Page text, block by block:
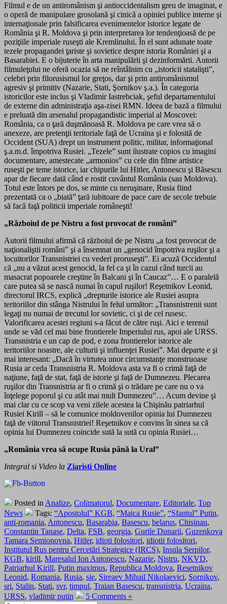
Filmul e de un antiromânism şi antioccidentalism greu de imaginat, e
o operă de manipulare grosolană şi cinică a opiniei publice interne şi
internaţionale prin falsificarea evenimentelor istorice legate de
România şi R. Moldova şi prin interpretarea lor tendenţioasă de pe
poziţiile imperiale ruseşti ale Kremlinului. În el sunt adunate toate
tezele propagandei ţariste şi sovietice despre istoria României şi a
Basarabiei. E o bijuterie în arta manipulării şi dezinformării. Autorii
filmuleţului ne oferă ocazia să ne reîntâlnim cu „istoricii statalişti”,
celebri prin filorusismul lor greţos, dar şi prin antiromânismul
agresiv şi primitiv (Nazarie, Stati, Şornikov ş.a.). În categoria
istoricilor este inclus şi Vladimir Iastrebciak, şeful departamentului
de externe din administraţia aşa-zisei RMN. Ideea de bază a filmului
e preluată din arsenalul propagandistic imperial al Moscovei:
România, ca o ţară duşmănoasă R. Moldova pe care vrea să o
anexeze, are pretenţii teritoriale faţă de Ucraina şi e folosită de
Occident (SUA) drept un instrument politic, militar, informaţional
ş.a.m.d. împotriva Rusiei. „Tezele” sunt ilustrate copios cu imagini
documentare, amestecate „armonios” cu cele din filme artistice
ruseşti pe teme istorice, iar chipurile lui Hitler, Antonescu şi Băsescu
apar de fiecare dată când e rostit cuvântul România (sau Moldova).
Totul este întors pe dos, se minte cu neruşinare, Rusia fiind
prezentată ca o „biată” ţară iubitoare de pace care de secole trebuie
să facă faţă politicii imperiale româneşti!
„Războiul de pe Nistru a fost provocat de români”
Autorii filmului afirmă că războiul de pe Nistru „a fost provocat de
naţionaliştii români” şi a însemnat un „genocid împotriva ruşilor şi a
locuitorilor Transnistriei cu vederi proruseşti”. Ei acuză Occidentul
că „nu a văzut acest genocid, la fel ca şi în cazul când turcii au
masacrat popoarele creştine în Balcani şi în Caucaz”… E o paralelă
care putea să se nască numai în capul ruşilor! Reşetnikov Leonid,
directorul IRCS, explică „drepturile istorice ale Rusiei asupra
teritoriilor din stânga Nistrului în felul următor: „Transnistrenii sunt
legaţi nu numai de trecutul lor sovietic, ci şi de cel rusesc.
Valorificarea acestei regiuni s-a făcut de către ruşi. Aici e terenul
unde se văd cel mai bine frontierele Imperiului rus, apoi ale URSS.
Transnistria e un cap de pod, e zona frontierelor istorice ale
teritoriilor noastre, ale culturii şi influenţei Rusiei”. Mai departe e şi
mai interesant: „Dacă în virtutea unor circumstanţe monstruoase
Rusia ar ceda Transnistria R. Moldova asta va fi o crimă faţă de
naţiune, faţă de stat, faţă de istorie şi faţă de Dumnezeu. Plecarea
ruşilor din Transnistria ar fi o crimă şi o trădare pe care nu o va
înţelege poporul şi cu atât mai mult Dumnezeu”… Acum devine şi
mai clar cu ce scop va veni zilele acestea la Chişinău patriarhul
Rusiei Kirill – să le comunice moldovenilor opinia lui Dumnezeu
faţă de viitorul Transnistriei! Reşetnikov e convins în sinea sa că
opinia lui Dumnezeu coincide sută la sută cu opinia Rusiei…
„România vrea să ocupe Rusia până la Ural”
Integral si Video la Ziaristi Online
Posted in Analize, Colimatorul, Documentare, Editoriale, Top
News
Tags: “Apostolul” KGB, “Maica Rusie”, “Sfantul” Putin,
anti-romania, Antonescu, Basarabia, Basescu, belarus, Chisinau,
Constantin Tanase, Delta, FSB, georgia, Gurile Dunarii, Guzenkova
Tamara Semionovna, Hitler, idioti folositori, idiotii folositori,
Institutul Rus pentru Cercetări Strategice (IRCS), Insula Serpilor,
KGB, kirill, Maresalul Ion Antonescu, Nazarie, Nistru, NKVD,
Patriarhul Kirill, Putin maximus, Republica Moldova, Resetnikov
Leonid, Romania, Rusia, sie, Sireaev Mihail Nikolaevici, Şornikov,
sri, Stalin, Stati, svr, timpul, Traian Basescu, transnistria, Ucraina,
URSS, vladimir putin 5 Comments »